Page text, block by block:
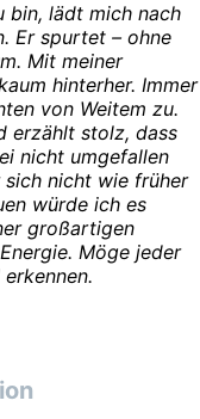
bin, lädt mich nach
Er spurtet – ohne
Mit meiner
hinterher. Immer
von Weitem zu.
erzählt stolz, dass
nicht umgefallen
nicht wie früher
würde ich es
großartigen
Möge jeder